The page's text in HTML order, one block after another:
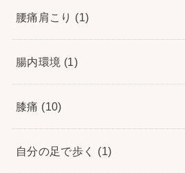
腰痛肩こり (1)
腸内環境 (1)
膝痛 (10)
自分の足で歩く (1)